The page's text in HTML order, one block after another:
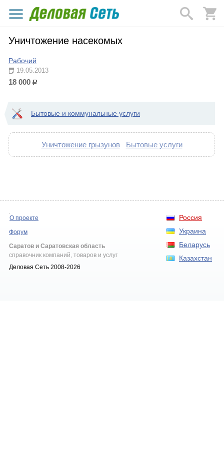
Уничтожение насекомых
Рабочий
19.05.2013
18 000 р.
Бытовые и коммунальные услуги
Уничтожение грызунов Бытовые услуги
Россия
Украина
Беларусь
Казахстан
О проекте
Форум
Саратов и Саратовская область
справочник компаний, товаров и услуг
Деловая Сеть 2008-2026